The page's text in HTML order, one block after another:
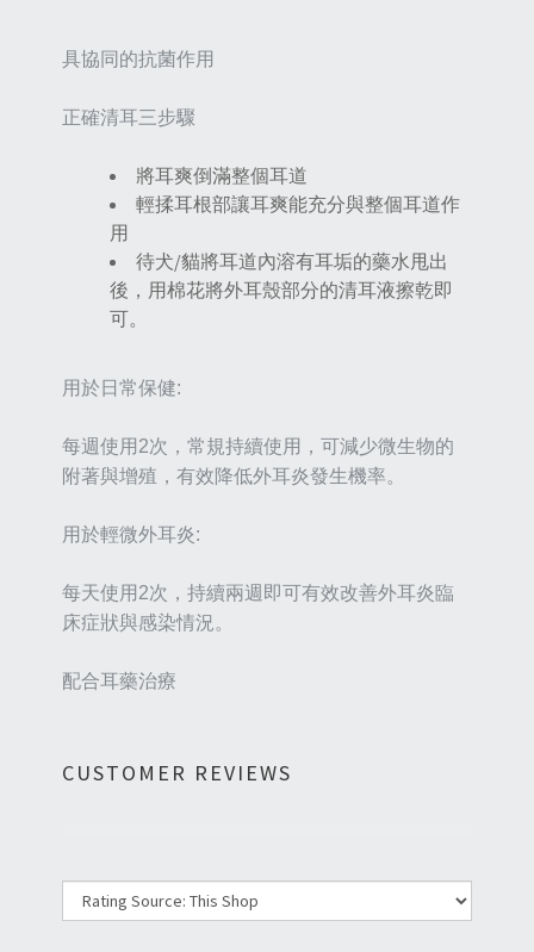
具協同的抗菌作用
正確清耳三步驟
將耳爽倒滿整個耳道
輕揉耳根部讓耳爽能充分與整個耳道作
用
待犬/貓將耳道內溶有耳垢的藥水甩出
後，用棉花將外耳殼部分的清耳液擦乾即
可。
用於日常保健:
每週使用2次，常規持續使用，可減少微生物的
附著與增殖，有效降低外耳炎發生機率。
用於輕微外耳炎:
每天使用2次，持續兩週即可有效改善外耳炎臨
床症狀與感染情況。
配合耳藥治療
CUSTOMER REVIEWS